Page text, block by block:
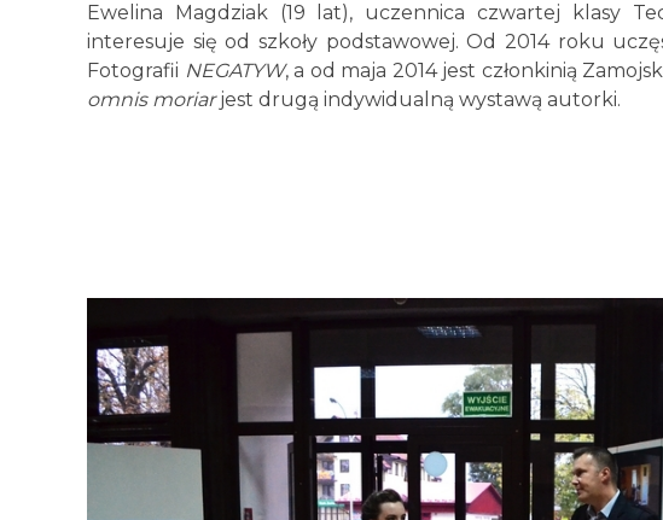
Ewelina Magdziak (19 lat), uczennica czwartej klasy
interesuje się od szkoły podstawowej. Od 2014 roku
Fotografii NEGATYW, a od maja 2014 jest członkinią
omnis moriarjest drugą indywidualną wystawą autorki.